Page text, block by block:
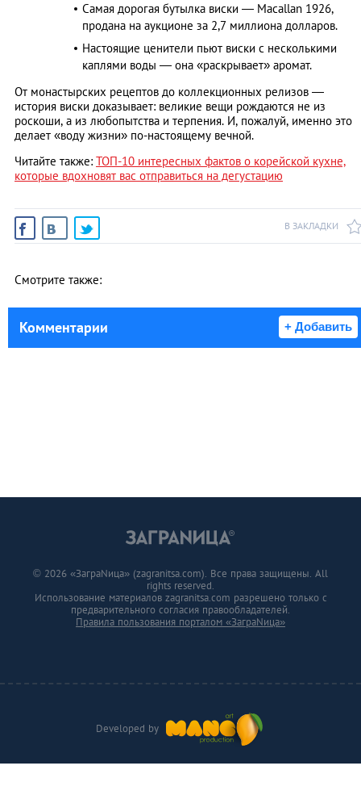
Самая дорогая бутылка виски — Macallan 1926,
продана на аукционе за 2,7 миллиона долларов.
Настоящие ценители пьют виски с несколькими
каплями воды — она «раскрывает» аромат.
От монастырских рецептов до коллекционных релизов —
история виски доказывает: великие вещи рождаются не из
роскоши, а из любопытства и терпения. И, пожалуй, именно это
делает «воду жизни» по-настоящему вечной.
Читайте также: ТОП-10 интересных фактов о корейской кухне,
которые вдохновят вас отправиться на дегустацию
В ЗАКЛАДКИ
Смотрите также:
Комментарии + Добавить
Developed by
© 2026 «ЗаграNица» (zagranitsa.com). Все права защищены. All
rights reserved.
Использование материалов zagranitsa.com разрешено только с
предварительного согласия правообладателей.
Правила пользования порталом «ЗаграNица»